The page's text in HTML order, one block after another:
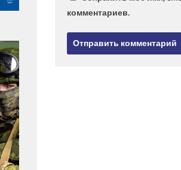
комментариев.